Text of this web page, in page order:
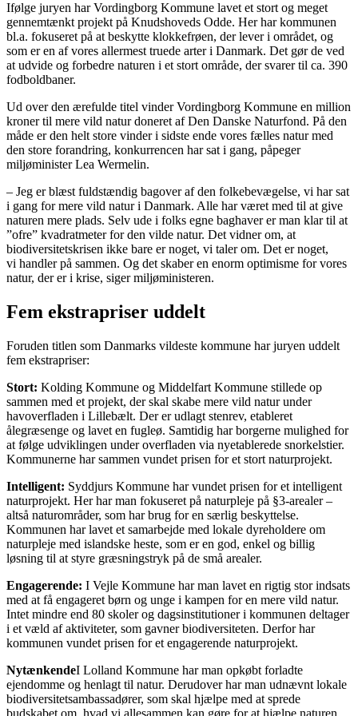
Ifølge juryen har Vordingborg Kommune lavet et stort og meget
gennemtænkt projekt på Knudshoveds Odde. Her har kommunen
bl.a. fokuseret på at beskytte klokkefrøen, der lever i området, og
som er en af vores allermest truede arter i Danmark. Det gør de ved
at udvide og forbedre naturen i et stort område, der svarer til ca. 390
fodboldbaner.
Ud over den ærefulde titel vinder Vordingborg Kommune en million
kroner til mere vild natur doneret af Den Danske Naturfond. På den
måde er den helt store vinder i sidste ende vores fælles natur med
den store forandring, konkurrencen har sat i gang, påpeger
miljøminister Lea Wermelin.
– Jeg er blæst fuldstændig bagover af den folkebevægelse, vi har sat
i gang for mere vild natur i Danmark. Alle har været med til at give
naturen mere plads. Selv ude i folks egne baghaver er man klar til at
”ofre” kvadratmeter for den vilde natur. Det vidner om, at
biodiversitetskrisen ikke bare er noget, vi taler om. Det er noget,
vi handler på sammen. Og det skaber en enorm optimisme for vores
natur, der er i krise, siger miljøministeren.
Fem ekstrapriser uddelt
Foruden titlen som Danmarks vildeste kommune har juryen uddelt
fem ekstrapriser:
Stort: Kolding Kommune og Middelfart Kommune stillede op
sammen med et projekt, der skal skabe mere vild natur under
havoverfladen i Lillebælt. Der er udlagt stenrev, etableret
ålegræsenge og lavet en fugleø. Samtidig har borgerne mulighed for
at følge udviklingen under overfladen via nyetablerede snorkelstier.
Kommunerne har sammen vundet prisen for et stort naturprojekt.
Intelligent: Syddjurs Kommune har vundet prisen for et intelligent
naturprojekt. Her har man fokuseret på naturpleje på §3-arealer –
altså naturområder, som har brug for en særlig beskyttelse.
Kommunen har lavet et samarbejde med lokale dyreholdere om
naturpleje med islandske heste, som er en god, enkel og billig
løsning til at styre græsningstryk på de små arealer.
Engagerende: I Vejle Kommune har man lavet en rigtig stor indsats
med at få engageret børn og unge i kampen for en mere vild natur.
Intet mindre end 80 skoler og dagsinstitutioner i kommunen deltager
i et væld af aktiviteter, som gavner biodiversiteten. Derfor har
kommunen vundet prisen for et engagerende naturprojekt.
NytænkendeI Lolland Kommune har man opkøbt forladte
ejendomme og henlagt til natur. Derudover har man udnævnt lokale
biodiversitetsambassadører, som skal hjælpe med at sprede